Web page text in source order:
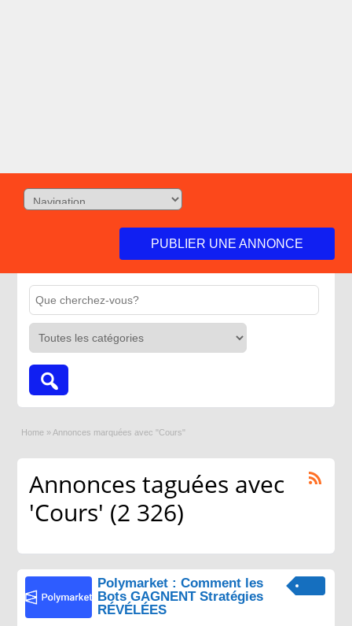
PUBLIER UNE ANNONCE
Home » Annonces marquées avec "Cours"
Annonces taguées avec
'Cours' (2 326)
Polymarket : Comment les
Bots GAGNENT Stratégies
RÉVÉLÉES